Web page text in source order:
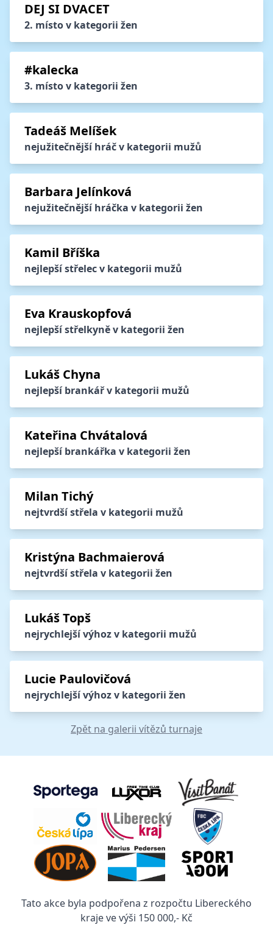
DEJ SI DVACET
2. místo v kategorii žen
#kalecka
3. místo v kategorii žen
Tadeáš Melíšek
nejužitečnější hráč v kategorii mužů
Barbara Jelínková
nejužitečnější hráčka v kategorii žen
Kamil Bříška
nejlepší střelec v kategorii mužů
Eva Krauskopfová
nejlepší střelkyně v kategorii žen
Lukáš Chyna
nejlepší brankář v kategorii mužů
Kateřina Chvátalová
nejlepší brankářka v kategorii žen
Milan Tichý
nejtvrdší střela v kategorii mužů
Kristýna Bachmaierová
nejtvrdší střela v kategorii žen
Lukáš Topš
nejrychlejší výhoz v kategorii mužů
Lucie Paulovičová
nejrychlejší výhoz v kategorii žen
Zpět na galerii vítězů turnaje
Tato akce byla podpořena z rozpočtu Libereckého
kraje ve výši 150 000,- Kč